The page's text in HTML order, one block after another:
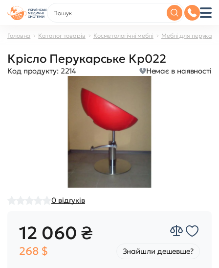
Головна Каталог товарів Косметологічні меблі Меблі для
Крісло Перукарське Кр022
Код продукту: 2214 Немає в наявності
0 відгуків
12 060 ₴
268 $ Знайшли дешевше?